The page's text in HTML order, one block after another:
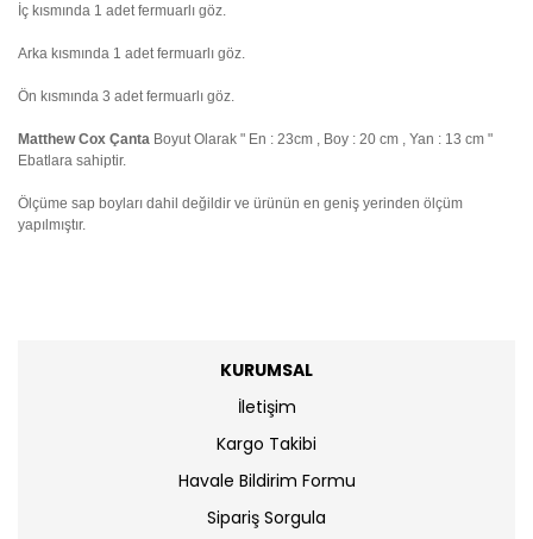
İç kısmında 1 adet fermuarlı göz.
Arka kısmında 1 adet fermuarlı göz.
Ön kısmında 3 adet fermuarlı göz.
Matthew Cox Çanta Boyut Olarak " En : 23cm , Boy : 20 cm , Yan : 13 cm "
Ebatlara sahiptir.
Ölçüme sap boyları dahil değildir ve ürünün en geniş yerinden ölçüm
yapılmıştır.
KURUMSAL
İletişim
Kargo Takibi
Havale Bildirim Formu
Sipariş Sorgula